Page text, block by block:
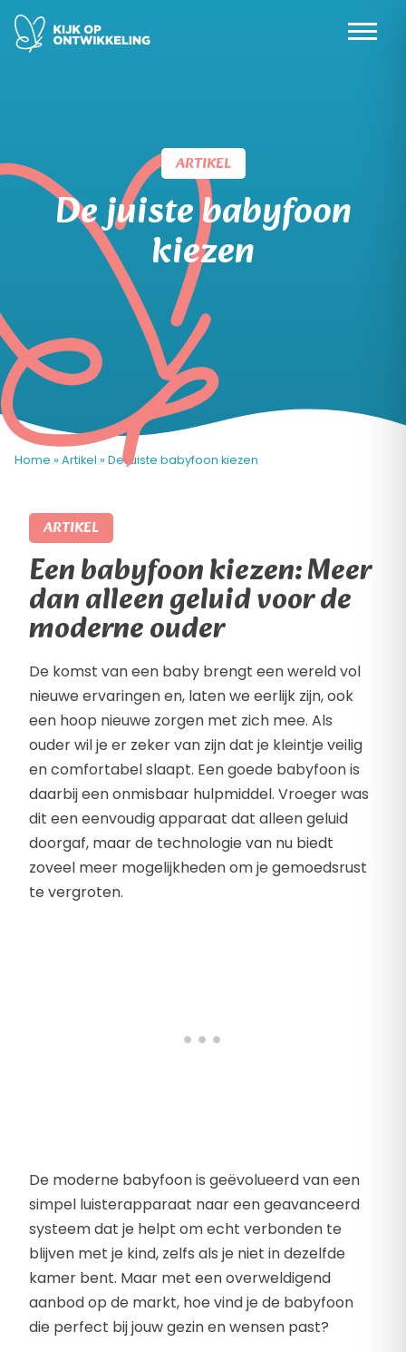
Skip
ARTIKEL
De juiste babyfoon
kiezen
Home » Artikel » De juiste babyfoon kiezen
ARTIKEL
Een babyfoon kiezen: Meer
dan alleen geluid voor de
moderne ouder
De komst van een baby brengt een wereld vol
nieuwe ervaringen en, laten we eerlijk zijn, ook
een hoop nieuwe zorgen met zich mee. Als
ouder wil je er zeker van zijn dat je kleintje veilig
en comfortabel slaapt. Een goede babyfoon is
daarbij een onmisbaar hulpmiddel. Vroeger was
dit een eenvoudig apparaat dat alleen geluid
doorgaf, maar de technologie van nu biedt
zoveel meer mogelijkheden om je gemoedsrust
te vergroten.
De moderne babyfoon is geëvolueerd van een
simpel luisterapparaat naar een geavanceerd
systeem dat je helpt om echt verbonden te
blijven met je kind, zelfs als je niet in dezelfde
kamer bent. Maar met een overweldigend
aanbod op de markt, hoe vind je de babyfoon
die perfect bij jouw gezin en wensen past?